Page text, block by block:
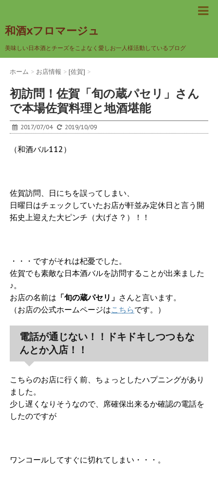
和酒xフロマージュ
美味しい日本酒とチーズをこよなく愛しお一人様活動しているブログ
ホーム > お店情報 > [佐賀] >
初訪問！佐賀「旬の蔵パセリ」さん
で本場佐賀料理と地酒堪能
2017/07/04 2019/10/09
（和酒バル112）
佐賀訪問、日にちを誤ってしまい、
日曜日はチェックしていたお店が軒並み定休日と言う開
拓史上迎えた大ピンチ（大げさ？）！！
・・・ですがそれは杞憂でした。
佐賀でも素敵な日本酒バルを訪問することが出来ました
♪。
お店の名前は 「旬の蔵パセリ」 さんと言います。
（お店の公式ホームページはこちらです。）
電話が通じない！！ドキドキしつつもな
んとか入店！！
こちらのお店に行く前、ちょっとしたハプニングがあり
ました。
少し遅くなりそうなので、席確保出来るか確認の電話を
したのですが
ワンコールしてすぐに切れてしまい・・・。